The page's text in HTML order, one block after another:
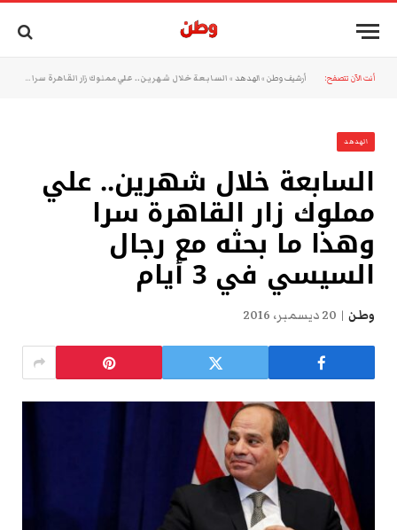
أنت الآن تتصفح: أرشيف وطن »الهدهد » السابعة خلال شهرين.. علي مملوك زار القاهرة سرا وهذا ما بحثه مع رجال السيسي في 3 أيام
الهدهد
السابعة خلال شهرين.. علي
مملوك زار القاهرة سرا
وهذا ما بحثه مع رجال
السيسي في 3 أيام
وطن 20 ديسمبر، 2016